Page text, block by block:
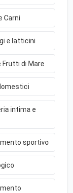
Carni
e latticini
Frutti di Mare
intima e
sportivo